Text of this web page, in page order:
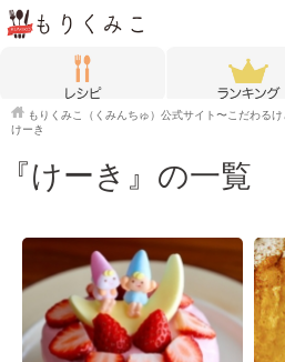
もりくみこ（くみんちゅ）公式サイト〜こだわる
けーき
『けーき』の一覧